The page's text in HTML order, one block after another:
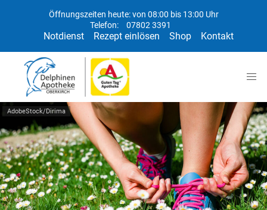
Öffnungszeiten heute: von 08:00 bis 13:00 Uhr
Telefon:
07802 3391
Notdienst Rezept einlösen Shop Kontakt
AdobeStock/Dirima